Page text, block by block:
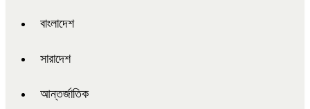
বাংলাদেশ
সারাদেশ
আন্তর্জাতিক